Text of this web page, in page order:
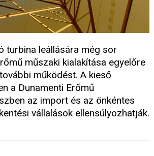
turbina leállására még sor
műszaki kialakítása egyelőre
működést. A kieső
a Dunamenti Erőmű
az import és az önkéntes
vállalások ellensúlyozhatják.